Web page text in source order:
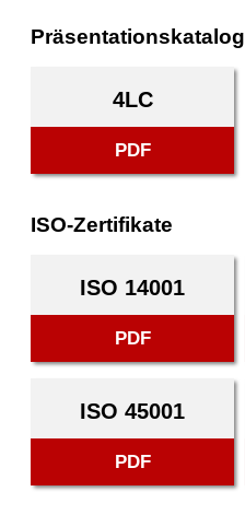
Präsentationskatalog
4LC
PDF
ISO-Zertifikate
ISO 14001
PDF
ISO 45001
PDF